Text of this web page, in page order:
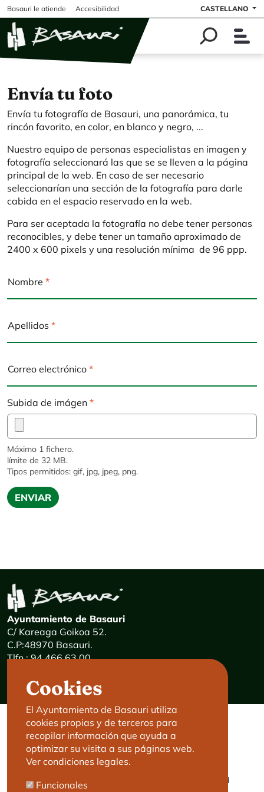
Pasar al contenido principal
Basauri le atiende Accesibilidad CASTELLANO
Envía tu foto
Envía tu fotografía de Basauri, una panorámica, tu
rincón favorito, en color, en blanco y negro, ...
Nuestro equipo de personas especialistas en imagen y
fotografía seleccionará las que se se lleven a la página
principal de la web. En caso de ser necesario
seleccionarían una sección de la fotografía para darle
cabida en el espacio reservado en la web.
Para ser aceptada la fotografía no debe tener personas
reconocibles, y debe tener un tamaño aproximado de
2400 x 600 pixels y una resolución mínima de 96 ppp.
Nombre
Apellidos
Correo electrónico
Subida de imágen
Máximo 1 fichero.
límite de 32 MB.
Tipos permitidos: gif, jpg, jpeg, png.
Cookies
El Ayuntamiento de Basauri utiliza
cookies propias y de terceros para
recopilar información que ayuda a
optimizar su visita a sus páginas web.
Ver condiciones legales.
Funcionales
Ayuntamiento de Basauri
C/ Kareaga Goikoa 52.
C.P:48970 Basauri.
Tlfn.: 94 466 63 00
E-mail: haz@basauri.eus
CONTACTO
Basauri le atiende
Cita previa
LEGAL
Aviso legal
Política de privacidad